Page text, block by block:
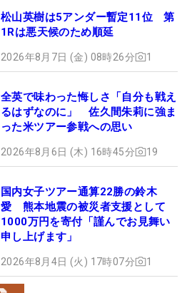
松山英樹は5アンダー暫定11位 第
1Rは悪天候のため順延
2026年8月7日 (金) 08時26分 1
全英で味わった悔しさ「自分も戦え
るはずなのに」 佐久間朱莉に強ま
った米ツアー参戦への思い
2026年8月6日 (木) 16時45分 19
国内女子ツアー通算22勝の鈴木
愛 熊本地震の被災者支援として
1000万円を寄付「謹んでお見舞い
申し上げます」
2026年8月4日 (火) 17時07分 1